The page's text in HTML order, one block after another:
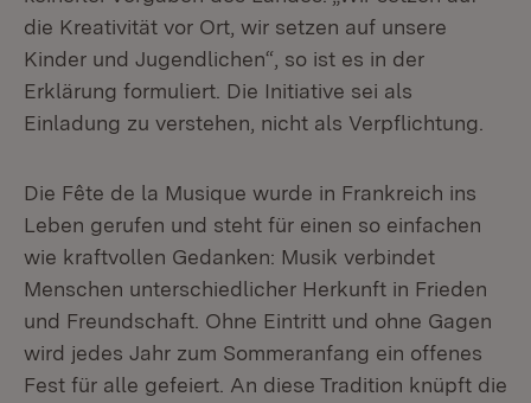
die Kreativität vor Ort, wir setzen auf unsere
Kinder und Jugendlichen“, so ist es in der
Erklärung formuliert. Die Initiative sei als
Einladung zu verstehen, nicht als Verpflichtung.
Die Fête de la Musique wurde in Frankreich ins
Leben gerufen und steht für einen so einfachen
wie kraftvollen Gedanken: Musik verbindet
Menschen unterschiedlicher Herkunft in Frieden
und Freundschaft. Ohne Eintritt und ohne Gagen
wird jedes Jahr zum Sommeranfang ein offenes
Fest für alle gefeiert. An diese Tradition knüpft die